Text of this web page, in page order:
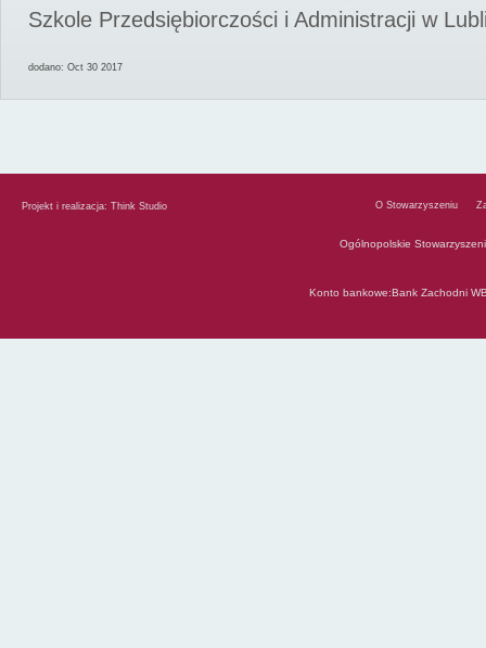
Szkole Przedsiębiorczości i Administracji w
dodano: Oct 30 2017
Projekt i realizacja: Think Studio O Stowarzyszeniu
Ogólnopolskie
Konto bankowe:Bank Zachodni